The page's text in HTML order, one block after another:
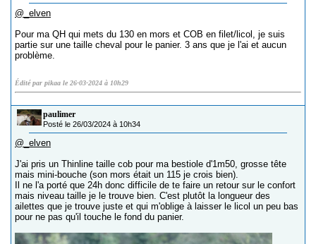
@_elven
Pour ma QH qui mets du 130 en mors et COB en filet/licol, je suis
partie sur une taille cheval pour le panier. 3 ans que je l'ai et aucun
problème.
Édité par pikaa le 26-03-2024 à 10h29
paulimer
Posté le 26/03/2024 à 10h34
@_elven
J'ai pris un Thinline taille cob pour ma bestiole d'1m50, grosse tête
mais mini-bouche (son mors était un 115 je crois bien).
Il ne l'a porté que 24h donc difficile de te faire un retour sur le confort
mais niveau taille je le trouve bien. C'est plutôt la longueur des
ailettes que je trouve juste et qui m'oblige à laisser le licol un peu bas
pour ne pas qu'il touche le fond du panier.